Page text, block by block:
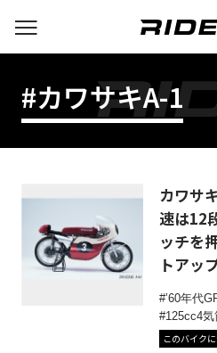
#カワサキA-1
カワサ
速は12
ッチを
トアッ
’60年代
125cc4気
このバイク